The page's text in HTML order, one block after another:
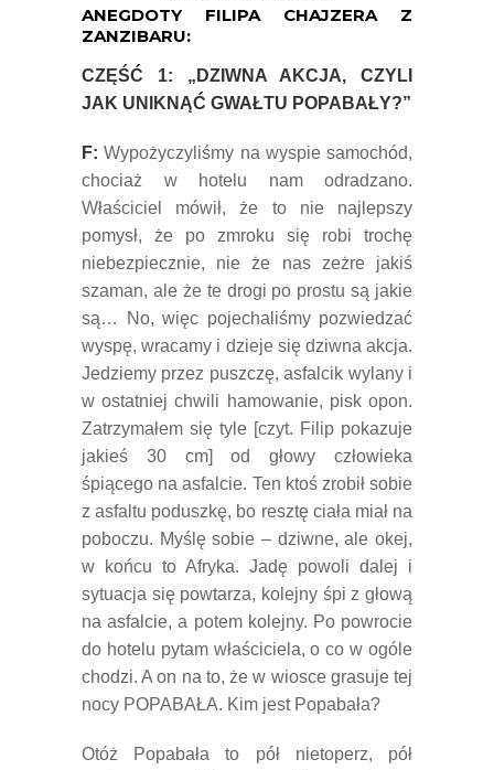
ANEGDOTY FILIPA CHAJZERA Z
ZANZIBARU:
CZĘŚĆ 1: „DZIWNA AKCJA, CZYLI
JAK UNIKNĄĆ GWAŁTU POPABAŁY?”
F: Wypożyczyliśmy na wyspie samochód,
chociaż w hotelu nam odradzano.
Właściciel mówił, że to nie najlepszy
pomysł, że po zmroku się robi trochę
niebezpiecznie, nie że nas zeżre jakiś
szaman, ale że te drogi po prostu są jakie
są… No, więc pojechaliśmy pozwiedzać
wyspę, wracamy i dzieje się dziwna akcja.
Jedziemy przez puszczę, asfalcik wylany i
w ostatniej chwili hamowanie, pisk opon.
Zatrzymałem się tyle [czyt. Filip pokazuje
jakieś 30 cm] od głowy człowieka
śpiącego na asfalcie. Ten ktoś zrobił sobie
z asfaltu poduszkę, bo resztę ciała miał na
poboczu. Myślę sobie – dziwne, ale okej,
w końcu to Afryka. Jadę powoli dalej i
sytuacja się powtarza, kolejny śpi z głową
na asfalcie, a potem kolejny. Po powrocie
do hotelu pytam właściciela, o co w ogóle
chodzi. A on na to, że w wiosce grasuje tej
nocy POPABAŁA. Kim jest Popabała?
Otóż Popabała to pół nietoperz, pół